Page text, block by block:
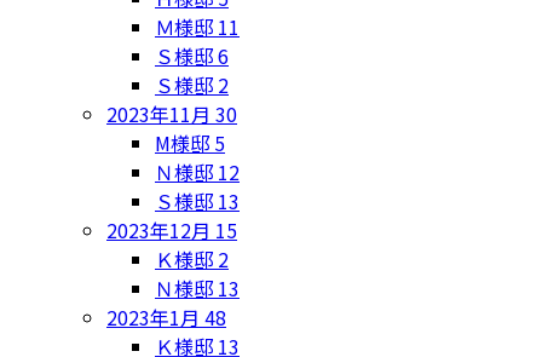
Ｍ様邸 11
Ｓ様邸6
Ｓ様邸 2
2023年11月 30
M様邸 5
Ｎ様邸 12
Ｓ様邸 13
2023年12月 15
Ｋ様邸 2
Ｎ様邸 13
2023年1月 48
Ｋ様邸 13